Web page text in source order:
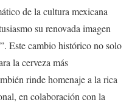
de la cultura mexicana
su renovada imagen
Este cambio histórico no solo
la cerveza más
rinde homenaje a la rica
en colaboración con la